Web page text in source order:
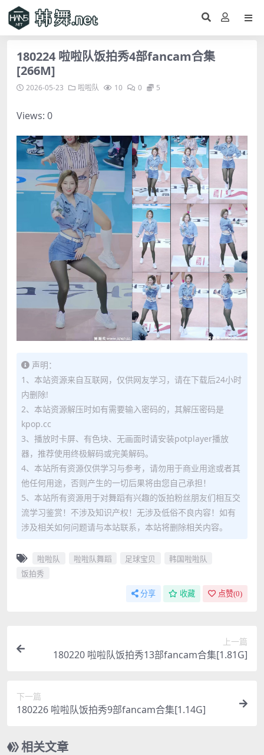
180224 啦啦队饭拍秀4部fancam合集
[266M]
2026-05-23 啦啦队 10 0 5
Views: 0
声明：
1、本站资源来自互联网，仅供网友学习，请在下载后24小时
内删除!
2、本站资源解压时如有需要输入密码的，其解压密码是
kpop.cc
3、播放时卡屏、有色块、无画面时请安装potplayer播放
器，推荐使用终极解码或完美解码。
4、本站所有资源仅供学习与参考，请勿用于商业用途或者其
他任何用途，否则产生的一切后果将由您自己承担！
5、本站所有资源用于对舞蹈有兴趣的饭拍粉丝朋友们相互交
流学习鉴赏！不涉及知识产权！无涉及低俗不良内容！如有
涉及相关如何问题请与本站联系，本站将删除相关内容。
啦啦队 啦啦队舞蹈 足球宝贝
韩国啦啦队
饭拍秀
分享 收藏 点赞(0)
上一篇
180220 啦啦队饭拍秀13部fancam合集[1.81G]
下一篇
180226 啦啦队饭拍秀9部fancam合集[1.14G]
相关文章